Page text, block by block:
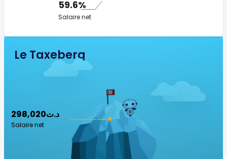
59.6%
Salaire net
Le Taxeberg
298,020د.ت
Salaire net